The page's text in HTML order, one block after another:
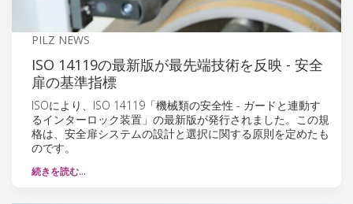
PILZ NEWS
ISO 14119の最新版が最先端技術を反映 - 安全
扉の基準指標
ISOにより、ISO 14119「機械類の安全性 - ガードと連動す
るインターロック装置」の最新版が発行されました。この規
格は、安全扉システムの設計と選択に関する原則を定めたも
のです。
続きを読む…